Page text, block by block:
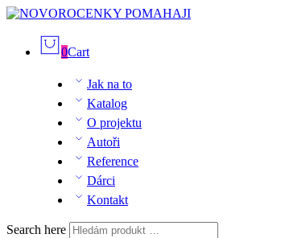
0Cart
Jak na to
Katalog
O projektu
Autoři
Reference
Dárci
Kontakt
Search here